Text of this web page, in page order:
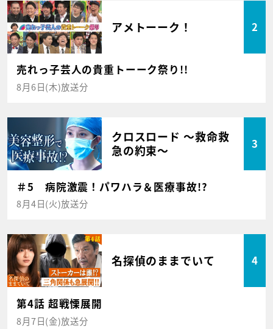
アメトーーク！ 2
売れっ子芸人の貴重トーーク祭り!!
8月6日(木)放送分
クロスロード ～救命救
急の約束～
3
＃5 病院激震！パワハラ＆医療事故!?
8月4日(火)放送分
名探偵のままでいて 4
第4話 超戦慄展開
8月7日(金)放送分